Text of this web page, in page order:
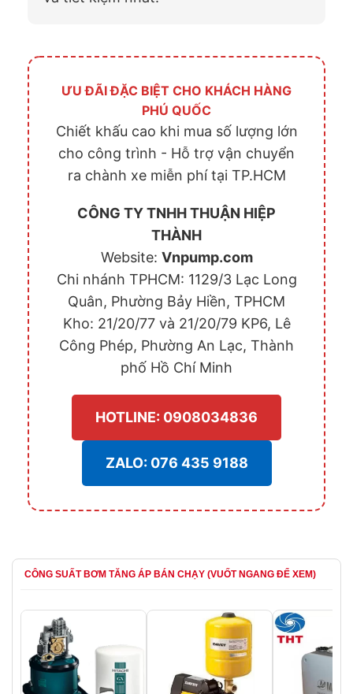
ƯU ĐÃI ĐẶC BIỆT CHO KHÁCH HÀNG
PHÚ QUỐC
Chiết khấu cao khi mua số lượng lớn
cho công trình - Hỗ trợ vận chuyển
ra chành xe miễn phí tại TP.HCM
CÔNG TY TNHH THUẬN HIỆP
THÀNH
Website: Vnpump.com
Chi nhánh TPHCM: 1129/3 Lạc Long
Quân, Phường Bảy Hiền, TPHCM
Kho: 21/20/77 và 21/20/79 KP6, Lê
Công Phép, Phường An Lạc, Thành
phố Hồ Chí Minh
HOTLINE: 0908034836
ZALO: 076 435 9188
CÔNG SUẤT BƠM TĂNG ÁP BÁN CHẠY (VUỐT NGANG ĐỂ XEM)